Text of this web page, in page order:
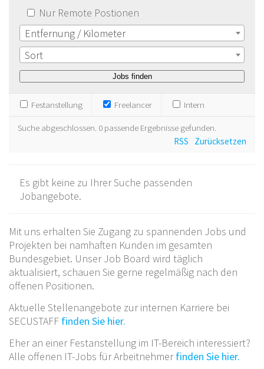
Nur Remote Postionen
Entfernung / Kilometer
Sort
Festanstellung Freelancer Intern
Suche abgeschlossen. 0 passende Ergebnisse gefunden.
Zurücksetzen
RSS
Es gibt keine zu Ihrer Suche passenden
Jobangebote.
Mit uns erhalten Sie Zugang zu spannenden Jobs und
Projekten bei namhaften Kunden im gesamten
Bundesgebiet. Unser Job Board wird täglich
aktualisiert, schauen Sie gerne regelmäßig nach den
offenen Positionen.
Aktuelle Stellenangebote zur internen Karriere bei
SECUSTAFF finden Sie hier.
Eher an einer Festanstellung im IT-Bereich interessiert?
Alle offenen IT-Jobs für Arbeitnehmerfinden Sie hier.